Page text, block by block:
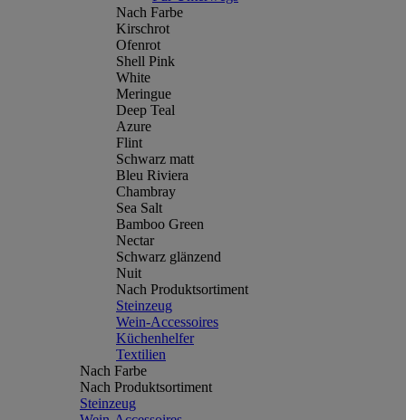
Nach Farbe
Kirschrot
Ofenrot
Shell Pink
White
Meringue
Deep Teal
Azure
Flint
Schwarz matt
Bleu Riviera
Chambray
Sea Salt
Bamboo Green
Nectar
Schwarz glänzend
Nuit
Nach Produktsortiment
Steinzeug
Wein-Accessoires
Küchenhelfer
Textilien
Nach Farbe
Nach Produktsortiment
Steinzeug